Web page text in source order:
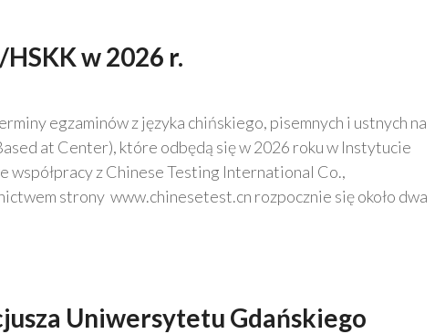
w 2026 r.
egzaminów z języka chińskiego, pisemnych i ustnych na
at Center), które odbędą się w 2026 roku w Instytucie
z Chinese Testing International Co.,
strony www.chinesetest.cn rozpocznie się około dwa
Uniwersytetu Gdańskiego